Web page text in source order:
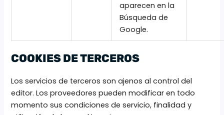
aparecen en la
Búsqueda de
Google.
COOKIES DE TERCEROS
Los servicios de terceros son ajenos al control del
editor. Los proveedores pueden modificar en todo
momento sus condiciones de servicio, finalidad y